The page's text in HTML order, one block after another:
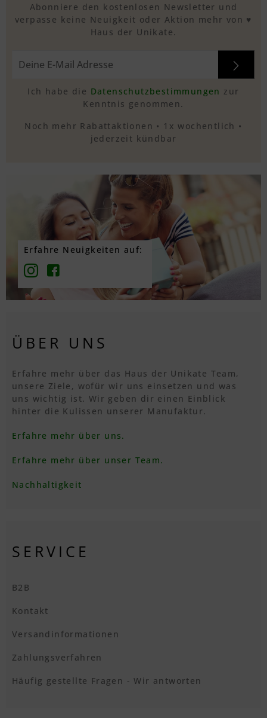
Abonniere den kostenlosen Newsletter und
verpasse keine Neuigkeit oder Aktion mehr von ♥
Haus der Unikate.
Ich habe die Datenschutzbestimmungen zur
Kenntnis genommen.
Noch mehr Rabattaktionen • 1x wochentlich •
jederzeit kündbar
Erfahre Neuigkeiten auf:
ÜBER UNS
Erfahre mehr über das Haus der Unikate Team,
unsere Ziele, wofür wir uns einsetzen und was
uns wichtig ist. Wir geben dir einen Einblick
hinter die Kulissen unserer Manufaktur.
Erfahre mehr über uns.
Erfahre mehr über unser Team.
Nachhaltigkeit
SERVICE
B2B
Kontakt
Versandinformationen
Zahlungsverfahren
Häufig gestellte Fragen - Wir antworten